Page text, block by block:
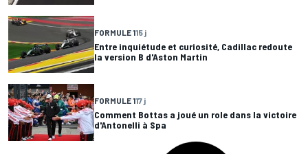
FORMULE 115 j
Entre inquiétude et curiosité, Cadillac redoute
la version B d'Aston Martin
FORMULE 117 j
Comment Bottas a joué un role dans la victoire
d'Antonelli à Spa